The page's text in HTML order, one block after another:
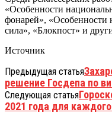
«Особенности
фонарей», «Особенности
сила», «Блокпост» и
Источник
Предыдущая статья
решение Госдепа по
Следующая статья
2021 года для